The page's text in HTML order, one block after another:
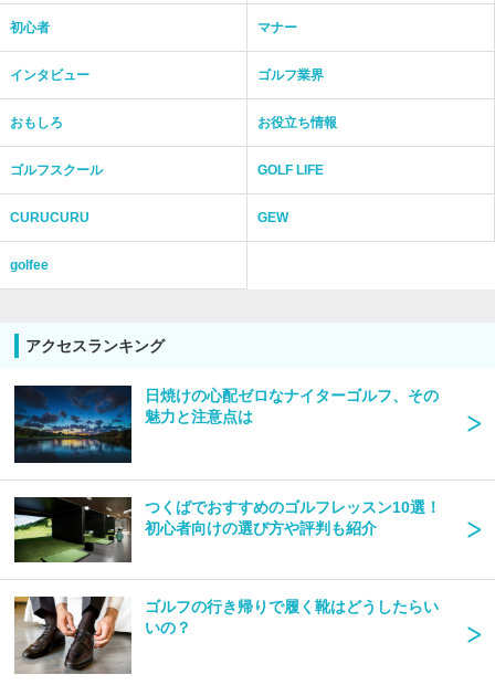
初心者 マナー
インタビュー ゴルフ業界
おもしろ お役立ち情報
ゴルフスクール GOLF LIFE
CURUCURU GEW
golfee
アクセスランキング
日焼けの心配ゼロなナイターゴルフ、その
魅力と注意点は
つくばでおすすめのゴルフレッスン10選！
初心者向けの選び方や評判も紹介
ゴルフの行き帰りで履く靴はどうしたらい
いの？